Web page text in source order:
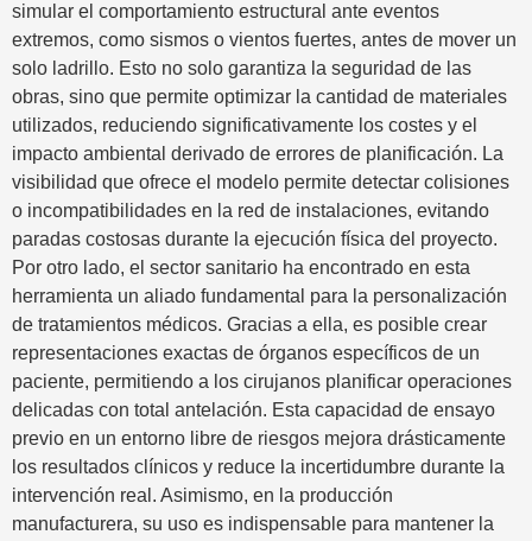
simular el comportamiento estructural ante eventos
extremos, como sismos o vientos fuertes, antes de mover un
solo ladrillo. Esto no solo garantiza la seguridad de las
obras, sino que permite optimizar la cantidad de materiales
utilizados, reduciendo significativamente los costes y el
impacto ambiental derivado de errores de planificación. La
visibilidad que ofrece el modelo permite detectar colisiones
o incompatibilidades en la red de instalaciones, evitando
paradas costosas durante la ejecución física del proyecto.
Por otro lado, el sector sanitario ha encontrado en esta
herramienta un aliado fundamental para la personalización
de tratamientos médicos. Gracias a ella, es posible crear
representaciones exactas de órganos específicos de un
paciente, permitiendo a los cirujanos planificar operaciones
delicadas con total antelación. Esta capacidad de ensayo
previo en un entorno libre de riesgos mejora drásticamente
los resultados clínicos y reduce la incertidumbre durante la
intervención real. Asimismo, en la producción
manufacturera, su uso es indispensable para mantener la